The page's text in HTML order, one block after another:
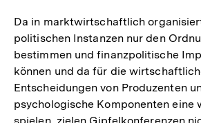
Da in marktwirtschaftlich
politischen Instanzen nur den
bestimmen und finanzpolitische
können und da für die
Entscheidungen von Produzenten
psychologische Komponenten eine